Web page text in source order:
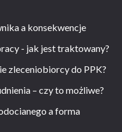
a konsekwencje
- jak jest traktowany?
zleceniobiorcy do PPK?
– czy to możliwe?
a forma